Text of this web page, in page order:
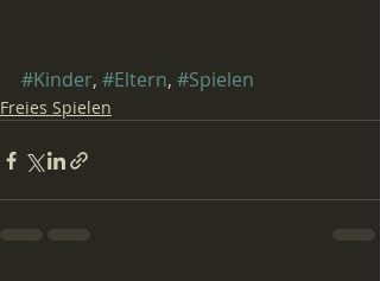
#Kinder, #Eltern, #Spielen
Freies Spielen